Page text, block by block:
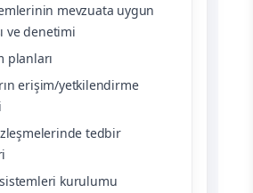
mevzuata uygun
ve denetimi
planları
erişim/yetkilendirme
tedbir
kurulumu